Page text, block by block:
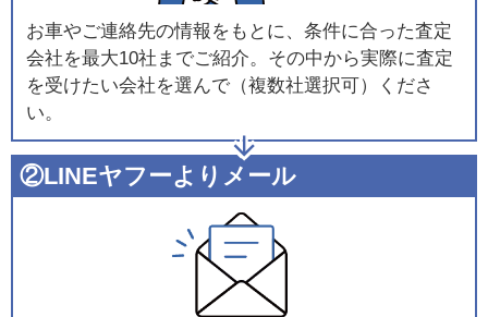
お車やご連絡先の情報をもとに、条件に合った査定
会社を最大10社までご紹介。その中から実際に査定
を受けたい会社を選んで（複数社選択可）くださ
い。
②LINEヤフーよりメール